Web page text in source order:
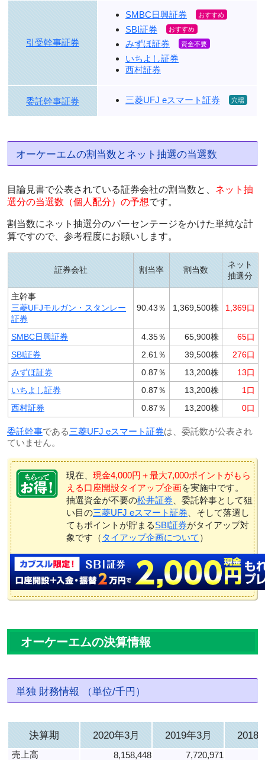
引受幹事証券
SMBC日興証券
SBI証券
みずほ証券
いちよし証券
西村証券
委託幹事証券 三菱UFJ eスマート証券
オーケーエムの割当数とネット抽選の当選数
目論見書で公表されている証券会社の割当数と、 ネット抽
選分の当選数（個人配分）の予想です。
割当数にネット抽選分のパーセンテージをかけた単純な計
算ですので、参考程度にお願いします。
証券会社 割当率 割当数
ネット
抽選分
主幹事
三菱UFJモルガン・スタンレー
証券
90.43％ 1,369,500株 1,369口
SMBC日興証券 4.35％ 65,900株
65口
SBI証券
2.61％ 39,500株
276口
みずほ証券
0.87％ 13,200株
13口
いちよし証券
0.87％ 13,200株
1口
西村証券
0.87％ 13,200株 0口
委託幹事である三菱UFJ eスマート証券は、委託数が公表され
ていません。
現在、 現金4,000円＋最大7,000ポイントがもら
える口座開設タイアップ企画を実施中です。
抽選資金が不要の松井証券 、委託幹事として狙
い目の三菱UFJ eスマート証券 、そして落選し
てもポイントが貯まるSBI証券がタイアップ対
象です（ タイアップ企画について ）
オーケーエムの決算情報
単独 財務情報 （単位/千円）
決算期 2020年3月 2019年3月 2018
売上高 8,158,448 7,720,971